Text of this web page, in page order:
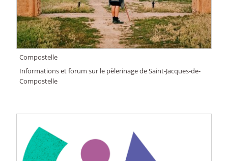
Compostelle
Informations et forum sur le pèlerinage de Saint-Jacques-de-
Compostelle